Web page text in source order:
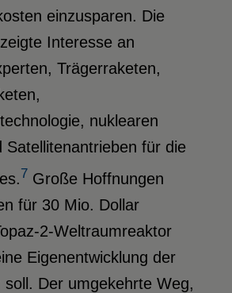
einzusparen. Die
Interesse an
Trägerraketen,
nuklearen
Satellitenantrieben für die
7 Große Hoffnungen
für 30 Mio. Dollar
2-Weltraumreaktor
Eigenentwicklung der
soll. Der umgekehrte Weg,